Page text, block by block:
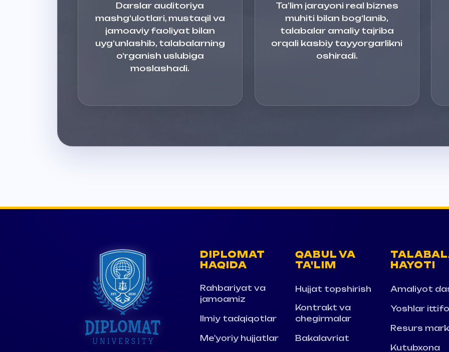
Darslar auditoriya
mashg‘ulotlari, mustaqil va
jamoaviy faoliyat bilan
uyg‘unlashib, talabalarning
o‘rganish uslubiga
moslashadi.
Ta’lim jarayoni real biznes
muhiti bilan bog‘lanib,
talabalar amaliy tajriba
orqali kasbiy tayyorgarlikni
oshiradi.
DIPLOMAT
HAQIDA
Rahbariyat va
jamoamiz
Ilmiy tadqiqotlar
Me'yoriy hujjatlar
QABUL VA
TA'LIM
Hujjat topshirish
Kontrakt va
chegirmalar
Bakalavriat
HAYOTI
Amaliyot
Yoshlar
Resurs
Kutubxona